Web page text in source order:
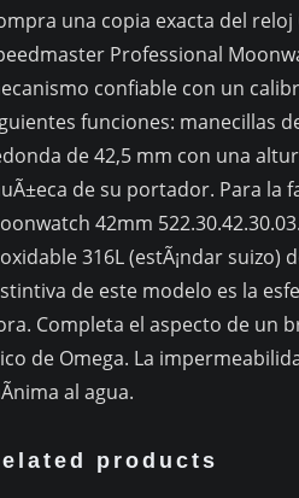
una copia exacta del
Professional
confiable con un
funciones: manecillas
de 42,5 mm con una
de su portador. Para la
42mm
316L (estÃ¡ndar suizo)
de este modelo es la
Completa el aspecto de un
de Omega. La
al agua.
products